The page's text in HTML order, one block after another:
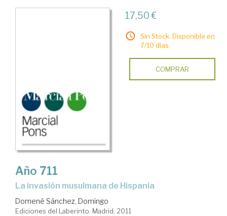
17,50 €
Sin Stock. Disponible en
7/10 días.
COMPRAR
Año 711
la invasión musulmana de Hispania
Domené Sánchez, Domingo
Ediciones del Laberinto. Madrid, 2011